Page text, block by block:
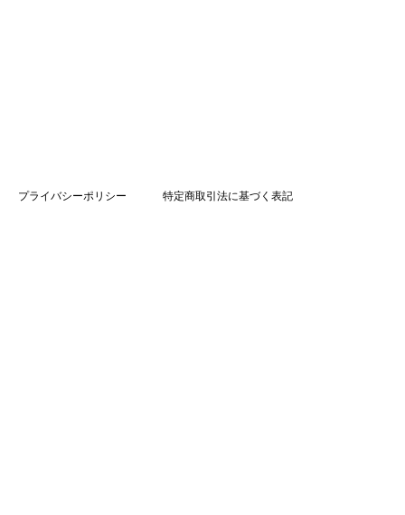
プライバシーポリシー 特定商取引法に基づく表記